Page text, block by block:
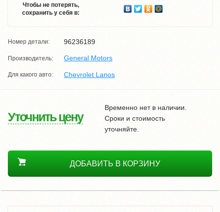
Чтобы не потерять,
сохранить у себя в:
Номер детали: 96236189
Производитель: General Motors
Для какого авто: Chevrolet Lanos
Уточнить цену
Временно нет в наличии.
Сроки и стоимость
уточняйте.
ДОБАВИТЬ В КОРЗИНУ